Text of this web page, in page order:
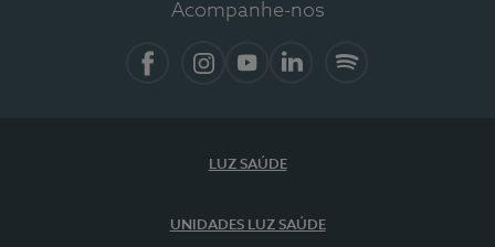
Acompanhe-nos
LUZ SAÚDE
UNIDADES LUZ SAÚDE